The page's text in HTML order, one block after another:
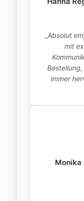
„Absolut
mit
immer
Monika